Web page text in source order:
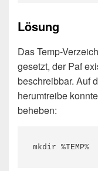
Lösung
Das Temp-
gesetzt, der Paf
beschreibbar. Auf
herumtreibe
beheben:
mkdir %TEMP%